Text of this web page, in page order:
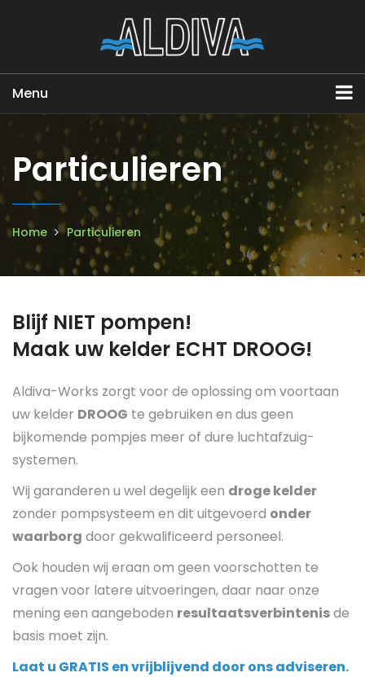
Menu
Particulieren
Home Particulieren
Blijf NIET pompen!
Maak uw kelder ECHT DROOG!
Aldiva-Works zorgt voor de oplossing om voortaan
uw kelder DROOG te gebruiken en dus geen
bijkomende pompjes meer of dure luchtafzuig-
systemen.
Wij garanderen u wel degelijk een droge kelder
zonder pompsysteem en dit uitgevoerd onder
waarborg door gekwalificeerd personeel.
Ook houden wij eraan om geen voorschotten te
vragen voor latere uitvoeringen, daar naar onze
mening een aangeboden resultaatsverbintenisde
basis moet zijn.
Laat u GRATIS en vrijblijvend door ons adviseren.